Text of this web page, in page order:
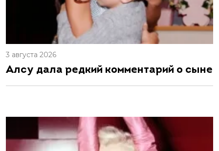
3 августа 2026
Алсу дала редкий комментарий о сыне